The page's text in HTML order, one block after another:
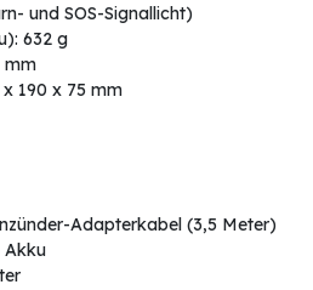
und SOS-Signallicht)
632 g
mm
190 x 75 mm
Adapterkabel (3,5 Meter)
Akku